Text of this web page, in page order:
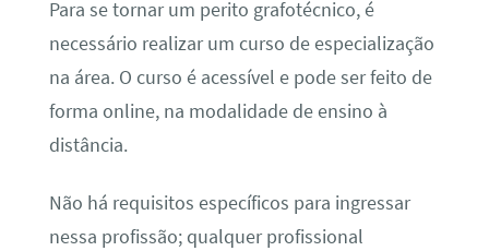
Para se tornar um perito grafotécnico, é
necessário realizar um curso de especialização
na área. O curso é acessível e pode ser feito de
forma online, na modalidade de ensino à
distância.
Não há requisitos específicos para ingressar
nessa profissão; qualquer profissional